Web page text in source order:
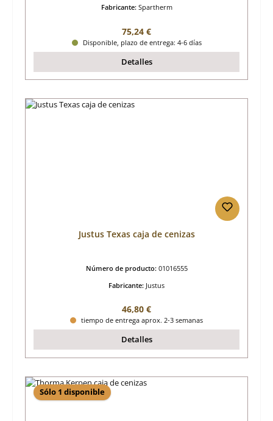
Fabricante: Spartherm
Precio normal:
75,24 €
Disponible, plazo de entrega: 4-6 días
Detalles
Justus Texas caja de cenizas
Número de producto: 01016555
Fabricante: Justus
Precio normal:
46,80 €
tiempo de entrega aprox. 2-3 semanas
Detalles
Sólo 1 disponible